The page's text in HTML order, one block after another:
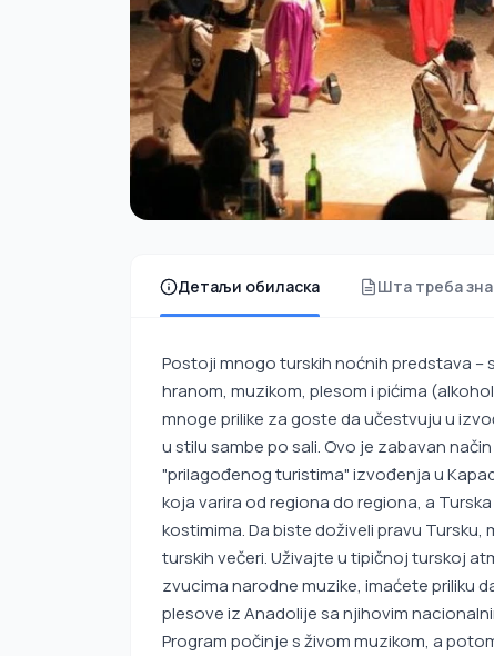
Детаљи обиласка Шта треба
Postoji mnogo turskih noćnih predstava –
hranom, muzikom, plesom i pićima
mnoge prilike za goste da učestvuju u
u stilu sambе po sali. Ovo je zabavan
"prilagođenog turistima" izvođenja u
koja varira od regiona do regiona, a
kostimima. Da biste doživeli pravu
turskih večeri. Uživajte u tipičnoj turskoj
zvucima narodne muzike, imaćete priliku
plesove iz Anadolije sa njihovim
Program počinje s živom muzikom, a